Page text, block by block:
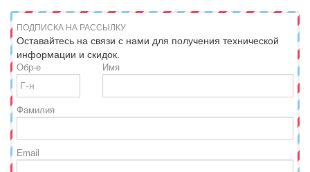
ПОДПИСКА НА РАССЫЛКУ
Оставайтесь на связи с нами для получения технической
информации и скидок.
Обр-е Имя
Фамилия
Email